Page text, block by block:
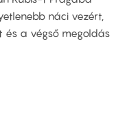
náci vezért,
és a végső megoldás